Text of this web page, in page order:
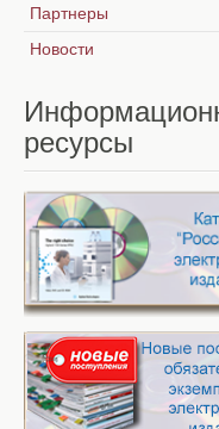
Партнеры
Новости
ресурсы